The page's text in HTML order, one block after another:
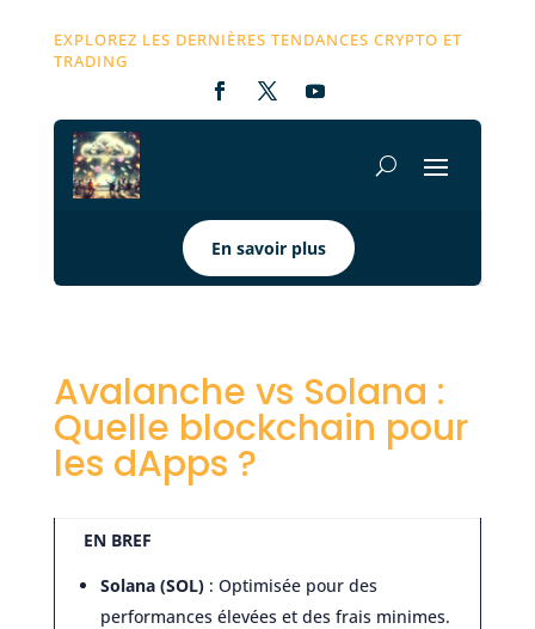
EXPLOREZ LES DERNIÈRES TENDANCES CRYPTO ET
TRADING
En savoir plus
Avalanche vs Solana :
Quelle blockchain pour
les dApps ?
EN BREF
Solana (SOL): Optimisée pour des
performances élevées et des frais minimes.